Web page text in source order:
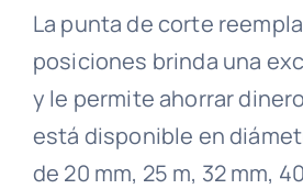
La punta de corte
posiciones brinda una
y le permite ahorrar
está disponible en
de 20 mm, 25 m, 32 mm,